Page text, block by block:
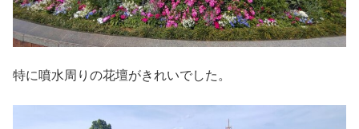
特に噴水周りの花壇がきれいでした。